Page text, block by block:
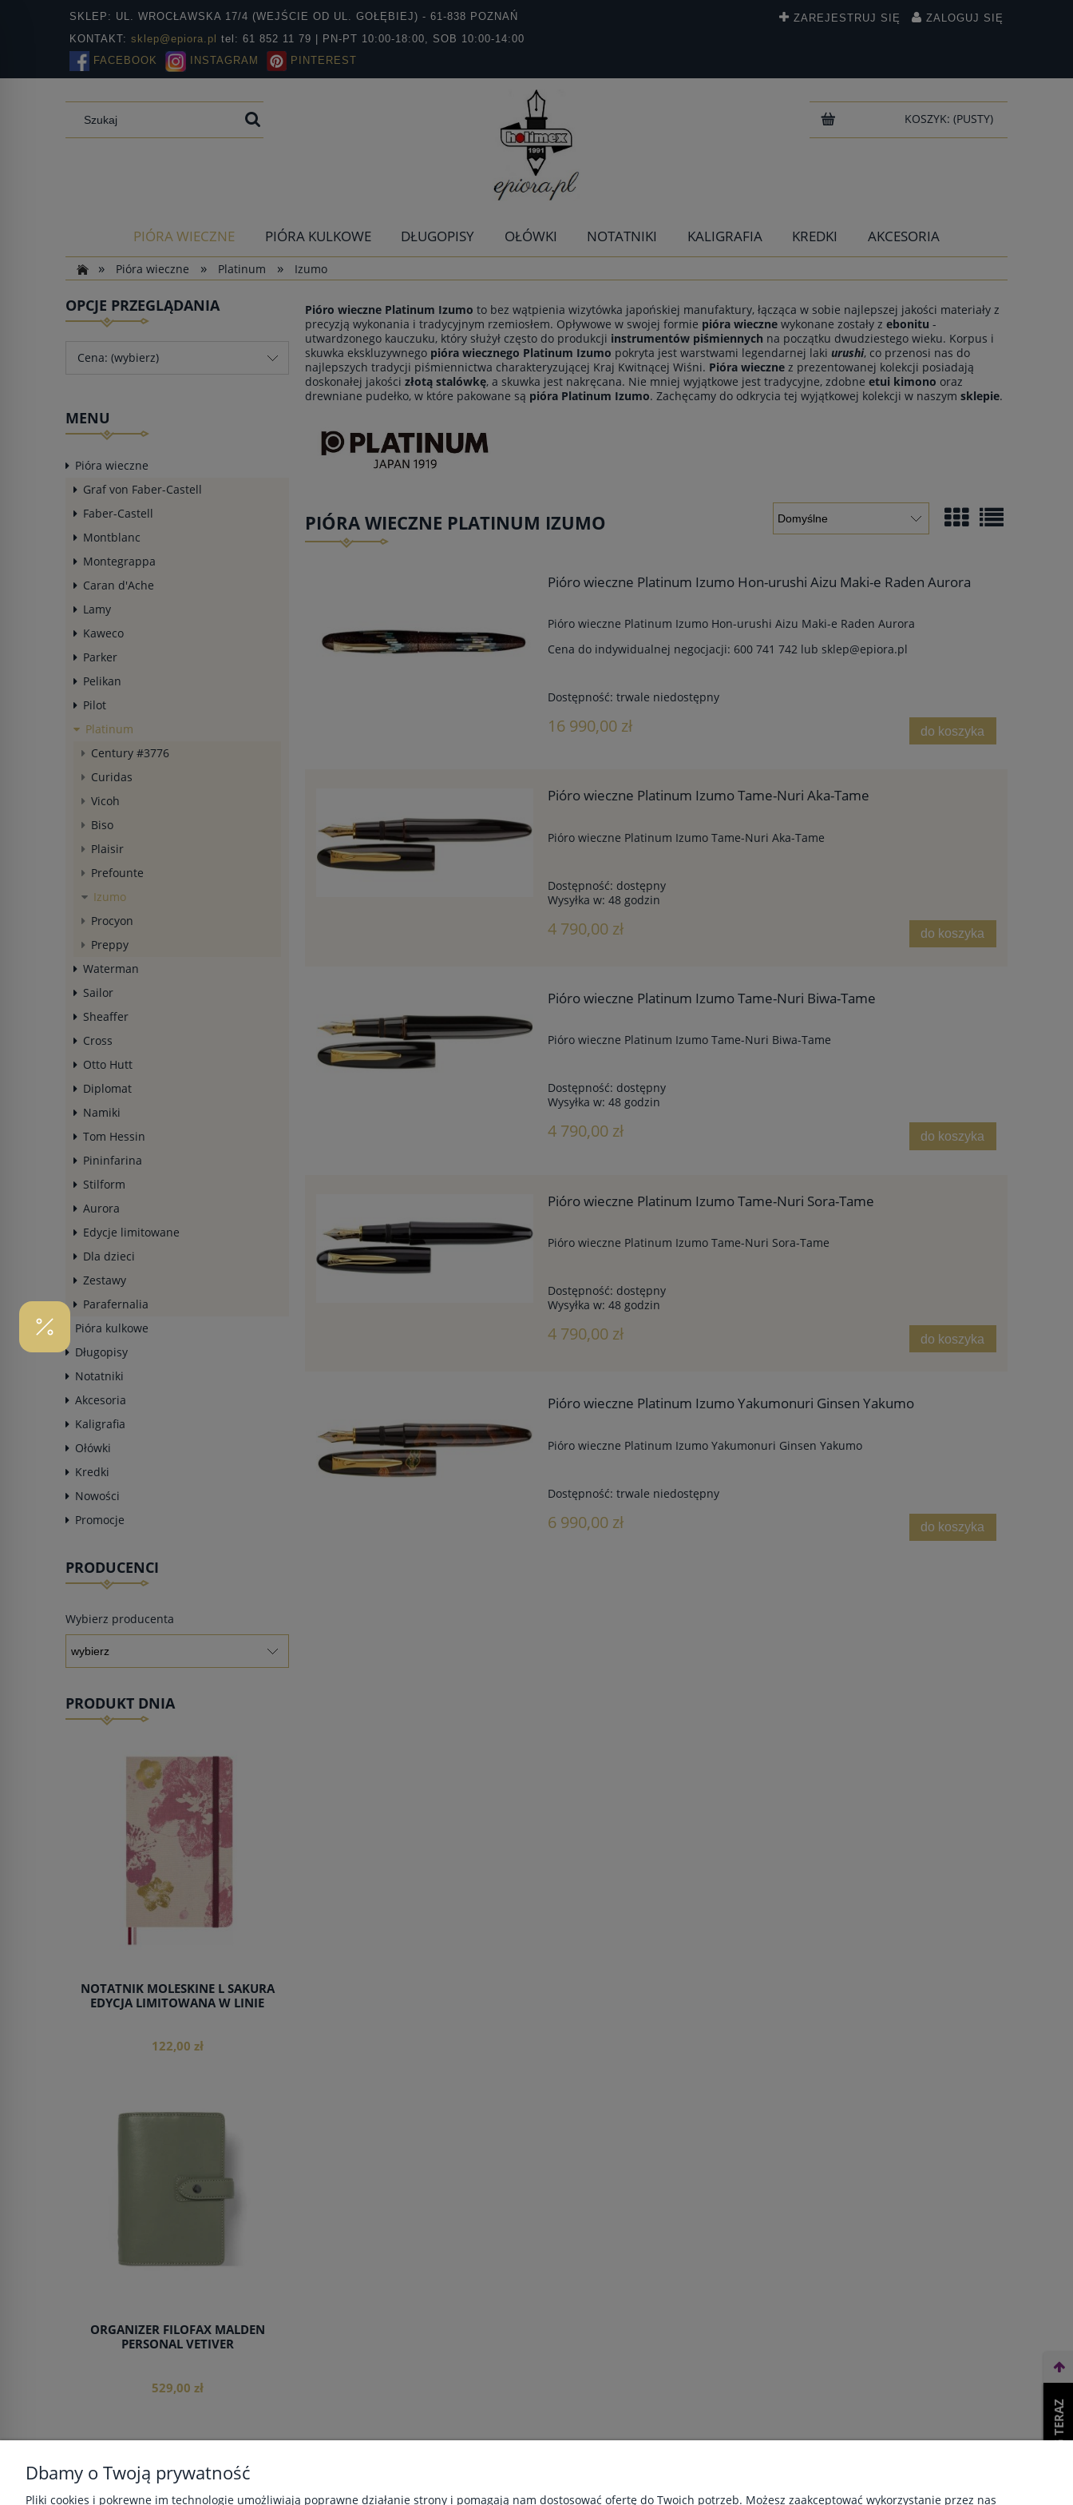
SKLEP: UL. WROCŁAWSKA 17/4 (WEJŚCIE OD UL. GOŁĘBIEJ) - 61-838 POZNAŃ
KONTAKT: sklep@epiora.pl
tel: 61 852 11 79 | PN-PT 10:00-18:00, SOB 10:00-14:00
FACEBOOK
INSTAGRAM PINTEREST
ZAREJESTRUJ SIĘ ZALOGUJ SIĘ
KOSZYK: (PUSTY)
PIÓRA WIECZNE PIÓRA KULKOWE DŁUGOPISY OŁÓWKI NOTATNIKI KALIGRAFIA KREDKI
AKCESORIA
»
Pióra wieczne » Platinum » Izumo
OPCJE PRZEGLĄDANIA
Cena: (wybierz)
MENU
Pióra wieczne
Graf von Faber-Castell
Faber-Castell
Montblanc
Montegrappa
Caran d'Ache
Lamy
Kaweco
Parker
Pelikan
Pilot
Platinum
Century #3776
Curidas
Vicoh
Biso
Plaisir
Prefounte
Izumo
Procyon
Preppy
Waterman
Sailor
Sheaffer
Cross
Otto Hutt
Diplomat
Namiki
Tom Hessin
Pininfarina
Stilform
Aurora
Edycje limitowane
Dla dzieci
Zestawy
Parafernalia
Pióra kulkowe
Długopisy
Notatniki
Akcesoria
Kaligrafia
Ołówki
Kredki
Nowości
Promocje
PRODUCENCI
Wybierz producenta
PRODUKT DNIA
NOTATNIK MOLESKINE L SAKURA
EDYCJA LIMITOWANA W LINIE
122,00 zł
ORGANIZER FILOFAX MALDEN
PERSONAL VETIVER
529,00 zł
do koszyka
Pióro wieczne Platinum Izumo to bez wątpienia wizytówka japońskiej manufaktury, łącząca w sobie najlepszej jakości materiały z
precyzją wykonania i tradycyjnym rzemiosłem. Opływowe w swojej formie pióra wieczne wykonane zostały z ebonitu -
utwardzonego kauczuku, który służył często do produkcji instrumentów piśmiennych na początku dwudziestego wieku. Korpus i
skuwka ekskluzywnego pióra wiecznego Platinum Izumo pokryta jest warstwami legendarnej laki urushi, co przenosi nas do
najlepszych tradycji piśmiennictwa charakteryzującej Kraj Kwitnącej Wiśni. Pióra wieczne z prezentowanej kolekcji posiadają
doskonałej jakości złotą stalówkę, a skuwka jest nakręcana. Nie mniej wyjątkowe jest tradycyjne, zdobne etui kimono oraz
drewniane pudełko, w które pakowane są pióra Platinum Izumo. Zachęcamy do odkrycia tej wyjątkowej kolekcji w naszym sklepie.
PIÓRA WIECZNE PLATINUM IZUMO
Pióro wieczne Platinum Izumo Hon-urushi Aizu Maki-e Raden Aurora
Pióro wieczne Platinum Izumo Hon-urushi Aizu Maki-e Raden Aurora
Cena do indywidualnej negocjacji: 600 741 742 lub sklep@epiora.pl
Dostępność: trwale niedostępny
16 990,00 zł do koszyka
Pióro wieczne Platinum Izumo Tame-Nuri Aka-Tame
Pióro wieczne Platinum Izumo Tame-Nuri Aka-Tame
Dostępność: dostępny
Wysyłka w: 48 godzin
4 790,00 zł do koszyka
Pióro wieczne Platinum Izumo Tame-Nuri Biwa-Tame
Pióro wieczne Platinum Izumo Tame-Nuri Biwa-Tame
Dostępność: dostępny
Wysyłka w: 48 godzin
4 790,00 zł do koszyka
Pióro wieczne Platinum Izumo Tame-Nuri Sora-Tame
Pióro wieczne Platinum Izumo Tame-Nuri Sora-Tame
Dostępność: dostępny
Wysyłka w: 48 godzin
4 790,00 zł do koszyka
Pióro wieczne Platinum Izumo Yakumonuri Ginsen Yakumo
Pióro wieczne Platinum Izumo Yakumonuri Ginsen Yakumo
Dostępność: trwale niedostępny
6 990,00 zł do koszyka
POMOC MOJE KONTO PŁATNOŚCI I DOSTAWA INFORMACJE O NAS WEŹ LEASING TERAZ
Dbamy o Twoją prywatność
Pliki cookies i pokrewne im technologie umożliwiają poprawne działanie strony i pomagają nam dostosować ofertę do Twoich potrzeb. Możesz zaakceptować wykorzystanie przez nas